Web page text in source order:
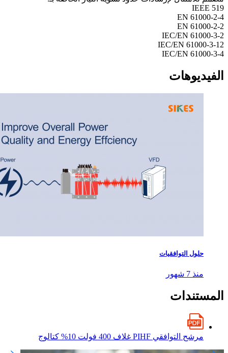
IEEE 519
EN 61000-2-4
EN 61000-2-2
IEC/EN 61000-3-2
IEC/EN 61000-3-12
IEC/EN 61000-3-4
الفيديوهات
حلول التوافقيات
منذ 7 شهور
المستندات
مرشح التوافقي PIHF غلاف 400 فولت 10% كتالوج